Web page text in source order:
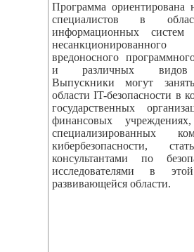
Программа ориентирована
специалистов в
информационных
вредоносного
и различных видов
Выпускники могут
области IT-безопасности в
государственных
финансовых
специализированных
кибербезопасности,
консультантами по
исследователями в
развивающейся области.